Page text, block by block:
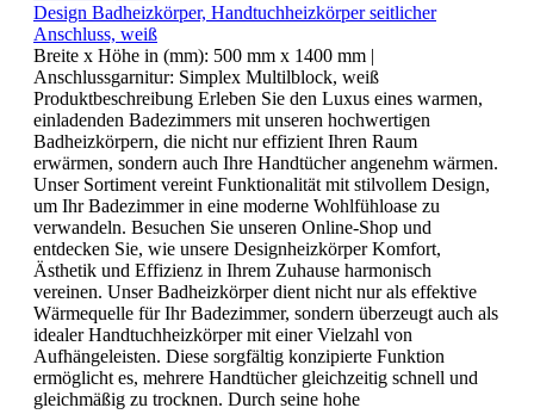
Design Badheizkörper, Handtuchheizkörper seitlicher
Anschluss, weiß
Breite x Höhe in (mm): 500 mm x 1400 mm |
Anschlussgarnitur: Simplex Multilblock, weiß
Produktbeschreibung Erleben Sie den Luxus eines warmen,
einladenden Badezimmers mit unseren hochwertigen
Badheizkörpern, die nicht nur effizient Ihren Raum
erwärmen, sondern auch Ihre Handtücher angenehm wärmen.
Unser Sortiment vereint Funktionalität mit stilvollem Design,
um Ihr Badezimmer in eine moderne Wohlfühloase zu
verwandeln. Besuchen Sie unseren Online-Shop und
entdecken Sie, wie unsere Designheizkörper Komfort,
Ästhetik und Effizienz in Ihrem Zuhause harmonisch
vereinen. Unser Badheizkörper dient nicht nur als effektive
Wärmequelle für Ihr Badezimmer, sondern überzeugt auch als
idealer Handtuchheizkörper mit einer Vielzahl von
Aufhängeleisten. Diese sorgfältig konzipierte Funktion
ermöglicht es, mehrere Handtücher gleichzeitig schnell und
gleichmäßig zu trocknen. Durch seine hohe